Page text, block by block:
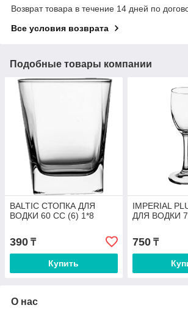
Возврат товара в течение 14 дней по
Все условия возврата
Подобные товары компании
BALTIC СТОПКА ДЛЯ
ВОДКИ 60 СС (6) 1*8
390 ₸
Купить
IMPERIAL
ДЛЯ ВОДКИ
750₸
О нас